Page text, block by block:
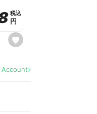
e
s
e
a
税込
税込
円
円